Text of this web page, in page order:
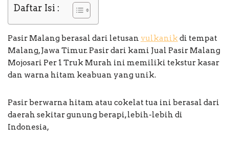
Daftar Isi :
Pasir Malang berasal dari letusan vulkanikdi tempat
Malang, Jawa Timur. Pasir dari kami Jual Pasir Malang
Mojosari Per 1 Truk Murah ini memiliki tekstur kasar
dan warna hitam keabuan yang unik.
Pasir berwarna hitam atau cokelat tua ini berasal dari
daerah sekitar gunung berapi, lebih-lebih di
Indonesia,